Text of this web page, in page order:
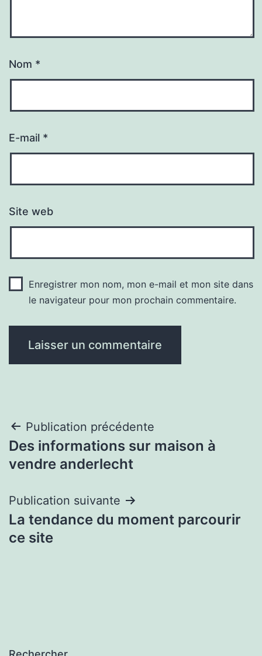
Nom *
E-mail *
Site web
Enregistrer mon nom, mon e-mail et mon site dans
le navigateur pour mon prochain commentaire.
Navigation
de
Publication précédente
Des informations sur maison à
vendre anderlecht
Publication suivante
La tendance du moment parcourir
ce site